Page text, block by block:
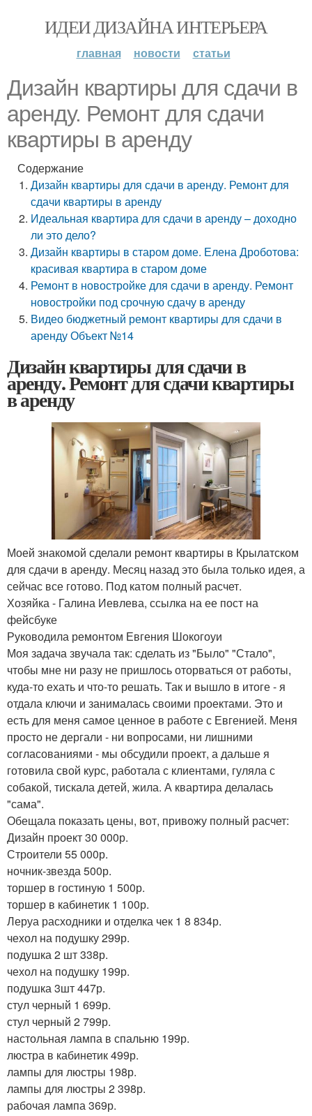
ИДЕИ ДИЗАЙНА ИНТЕРЬЕРА
главная новости статьи
Дизайн квартиры для сдачи в
аренду. Ремонт для сдачи
квартиры в аренду
Содержание
Дизайн квартиры для сдачи в аренду. Ремонт для
сдачи квартиры в аренду
Идеальная квартира для сдачи в аренду – доходно
ли это дело?
Дизайн квартиры в старом доме. Елена Дроботова:
красивая квартира в старом доме
Ремонт в новостройке для сдачи в аренду. Ремонт
новостройки под срочную сдачу в аренду
Видео бюджетный ремонт квартиры для сдачи в
аренду Объект №14
Дизайн квартиры для сдачи в
аренду. Ремонт для сдачи квартиры
в аренду
Моей знакомой сделали ремонт квартиры в Крылатском
для сдачи в аренду. Месяц назад это была только идея, а
сейчас все готово. Под катом полный расчет.
Хозяйка - Галина Иевлева, ссылка на ее пост на
фейсбуке
Руководила ремонтом Евгения Шокогоуи
Моя задача звучала так: сделать из "Было" "Стало",
чтобы мне ни разу не пришлось оторваться от работы,
куда-то ехать и что-то решать. Так и вышло в итоге - я
отдала ключи и занималась своими проектами. Это и
есть для меня самое ценное в работе с Евгенией. Меня
просто не дергали - ни вопросами, ни лишними
согласованиями - мы обсудили проект, а дальше я
готовила свой курс, работала с клиентами, гуляла с
собакой, тискала детей, жила. А квартира делалась
"сама".
Обещала показать цены, вот, привожу полный расчет:
Дизайн проект 30 000р.
Строители 55 000р.
ночник-звезда 500р.
торшер в гостиную 1 500р.
торшер в кабинетик 1 100р.
Леруа расходники и отделка чек 1 8 834р.
чехол на подушку 299р.
подушка 2 шт 338р.
чехол на подушку 199р.
подушка 3шт 447р.
стул черный 1 699р.
стул черный 2 799р.
настольная лампа в спальню 199р.
люстра в кабинетик 499р.
лампы для люстры 198р.
лампы для люстры 2 398р.
рабочая лампа 369р.